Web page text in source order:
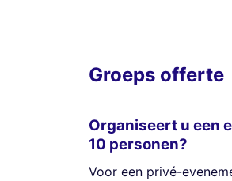
Groeps offerte
Organiseert u een
10 personen?
Voor een privé-